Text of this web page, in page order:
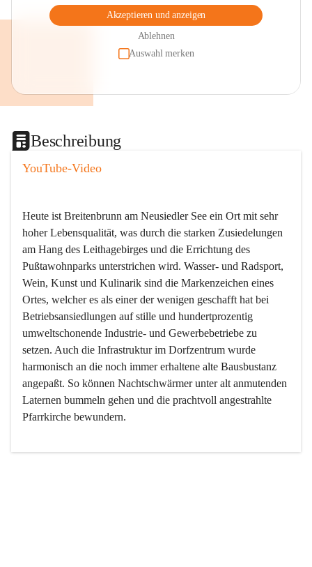
Akzeptieren und anzeigen
Ablehnen
Auswahl merken
Beschreibung
YouTube-Video
Heute ist Breitenbrunn am Neusiedler See ein Ort mit sehr
hoher Lebensqualität, was durch die starken Zusiedelungen
am Hang des Leithagebirges und die Errichtung des
Pußtawohnparks unterstrichen wird. Wasser- und Radsport,
Wein, Kunst und Kulinarik sind die Markenzeichen eines
Ortes, welcher es als einer der wenigen geschafft hat bei
Betriebsansiedlungen auf stille und hundertprozentig
umweltschonende Industrie- und Gewerbebetriebe zu
setzen. Auch die Infrastruktur im Dorfzentrum wurde
harmonisch an die noch immer erhaltene alte Bausbustanz
angepaßt. So können Nachtschwärmer unter alt anmutenden
Laternen bummeln gehen und die prachtvoll angestrahlte
Pfarrkirche bewundern.
Der Weinbau dominert heute nicht mehr, ist aber integrativer